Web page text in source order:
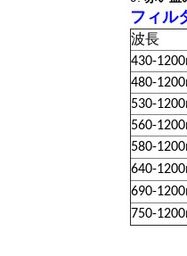
フィル
波長
430-
480-
530-
560-
580-
640-
690-
750-